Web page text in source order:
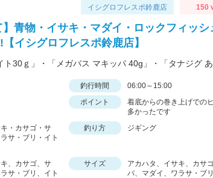
イシグロフレスポ鈴鹿店 150
】青物・イサキ・マダイ・ロックフィッシ
イシグロフレスポ鈴鹿店】
釣行時間
06:00～15:00
ポイント
着底からの巻き上げでの
多かったです
・カサゴ・サ
サ・ブリ・イト
釣り方 ジギング
、カサゴ、サ
サ・ブリ、イト
サイズ
アカハタ、イサキ、カサ
バ、マダイ、ワラサ・ブ